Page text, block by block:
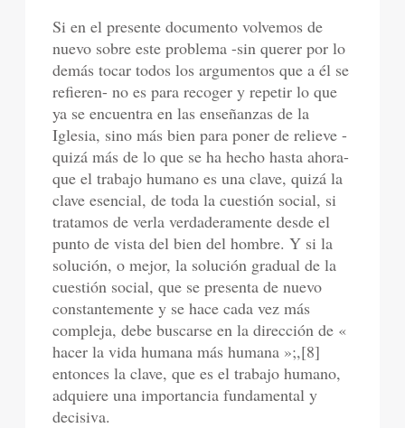
Si en el presente documento volvemos de
nuevo sobre este problema -sin querer por lo
demás tocar todos los argumentos que a él se
refieren- no es para recoger y repetir lo que
ya se encuentra en las enseñanzas de la
Iglesia, sino más bien para poner de relieve -
quizá más de lo que se ha hecho hasta ahora-
que el trabajo humano es una clave, quizá la
clave esencial, de toda la cuestión social, si
tratamos de verla verdaderamente desde el
punto de vista del bien del hombre. Y si la
solución, o mejor, la solución gradual de la
cuestión social, que se presenta de nuevo
constantemente y se hace cada vez más
compleja, debe buscarse en la dirección de «
hacer la vida humana más humana »;,[8]
entonces la clave, que es el trabajo humano,
adquiere una importancia fundamental y
decisiva.